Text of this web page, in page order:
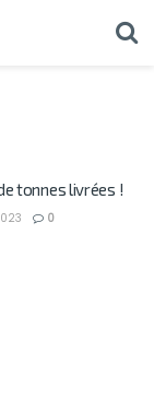
tonnes livrées !
0